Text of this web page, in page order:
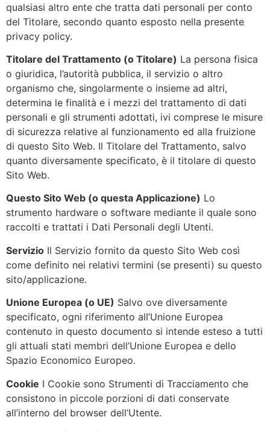
qualsiasi altro ente che tratta dati personali per conto
del Titolare, secondo quanto esposto nella presente
privacy policy.
Titolare del Trattamento (o Titolare) La persona fisica
o giuridica, l’autorità pubblica, il servizio o altro
organismo che, singolarmente o insieme ad altri,
determina le finalità e i mezzi del trattamento di dati
personali e gli strumenti adottati, ivi comprese le misure
di sicurezza relative al funzionamento ed alla fruizione
di questo Sito Web. Il Titolare del Trattamento, salvo
quanto diversamente specificato, è il titolare di questo
Sito Web.
Questo Sito Web (o questa Applicazione) Lo
strumento hardware o software mediante il quale sono
raccolti e trattati i Dati Personali degli Utenti.
Servizio Il Servizio fornito da questo Sito Web così
come definito nei relativi termini (se presenti) su questo
sito/applicazione.
Unione Europea (o UE) Salvo ove diversamente
specificato, ogni riferimento all’Unione Europea
contenuto in questo documento si intende esteso a tutti
gli attuali stati membri dell’Unione Europea e dello
Spazio Economico Europeo.
Cookie I Cookie sono Strumenti di Tracciamento che
consistono in piccole porzioni di dati conservate
all’interno del browser dell’Utente.